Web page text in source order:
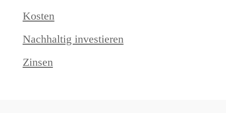
Kosten
Nachhaltig investieren
Zinsen